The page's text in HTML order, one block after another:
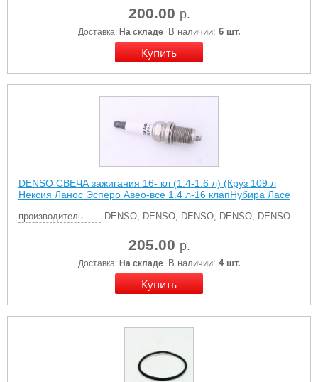
200.00 р.
Доставка: На складе В наличии: 6 шт.
DENSO СВЕЧА зажигания 16- кл (1.4-1.6 л) (Круз 109 л
Нексия Ланос Эсперо Авео-все 1.4 л-16 клапНубира Ласе
производитель DENSO, DENSO, DENSO, DENSO, DENSO
205.00 р.
Доставка: На складе В наличии: 4 шт.